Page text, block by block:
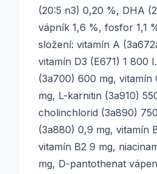
(20:5 n3) 0,20 %, DHA
vápník 1,6 %, fosfor 1,1
složení: vitamín A
vitamín D3 (E671) 1 800
(3a700) 600 mg, vitamín
mg, L-karnitin (3a910)
cholinchlorid (3a890)
(3a880) 0,9 mg, vitamín
vitamín B2 9 mg,
mg, D-pantothenat